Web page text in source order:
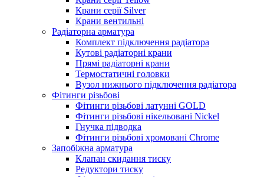
Крани серії Silver
Крани вентильні
Радіаторна арматура
Комплект підключення радіатора
Кутові радіаторні крани
Прямі радіаторні крани
Термостатичні головки
Вузол нижнього підключення радіатора
Фітинги різьбові
Фітинги різьбові латунні GOLD
Фітинги різьбові нікельовані Nickel
Гнучка підводка
Фітинги різьбові хромовані Chrome
Запобіжна арматура
Клапан скидання тиску
Редуктори тиску